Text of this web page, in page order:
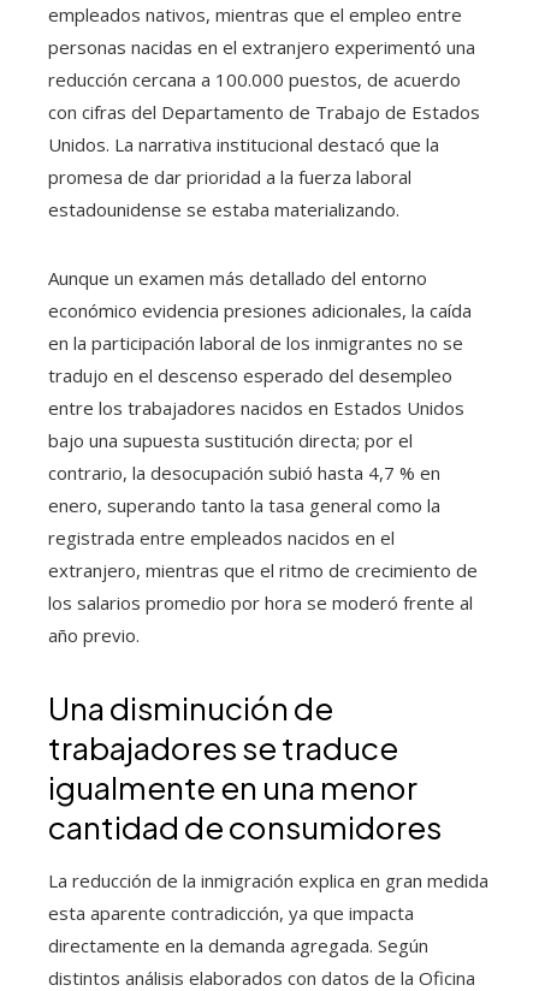
empleados nativos, mientras que el empleo entre
personas nacidas en el extranjero experimentó una
reducción cercana a 100.000 puestos, de acuerdo
con cifras del Departamento de Trabajo de Estados
Unidos. La narrativa institucional destacó que la
promesa de dar prioridad a la fuerza laboral
estadounidense se estaba materializando.
Aunque un examen más detallado del entorno
económico evidencia presiones adicionales, la caída
en la participación laboral de los inmigrantes no se
tradujo en el descenso esperado del desempleo
entre los trabajadores nacidos en Estados Unidos
bajo una supuesta sustitución directa; por el
contrario, la desocupación subió hasta 4,7 % en
enero, superando tanto la tasa general como la
registrada entre empleados nacidos en el
extranjero, mientras que el ritmo de crecimiento de
los salarios promedio por hora se moderó frente al
año previo.
Una disminución de
trabajadores se traduce
igualmente en una menor
cantidad de consumidores
La reducción de la inmigración explica en gran medida
esta aparente contradicción, ya que impacta
directamente en la demanda agregada. Según
distintos análisis elaborados con datos de la Oficina